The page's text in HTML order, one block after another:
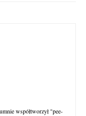
współtworzył "pee-